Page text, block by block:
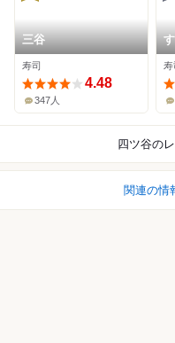
三谷
寿司
4.48
347人
寿
四ツ谷の
関連の情